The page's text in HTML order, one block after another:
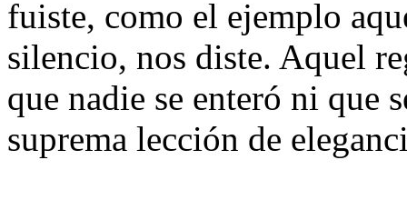
fuiste, como el ejemplo
silencio, nos diste. Aquel
que nadie se enteró ni que
suprema lección de